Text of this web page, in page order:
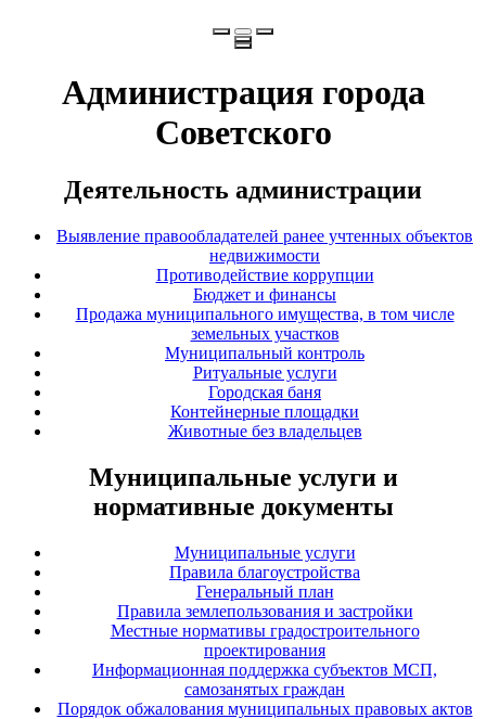
Администрация города
Советского
Деятельность администрации
Выявление правообладателей ранее учтенных объектов
недвижимости
Противодействие коррупции
Бюджет и финансы
Продажа муниципального имущества, в том числе
земельных участков
Муниципальный контроль
Ритуальные услуги
Городская баня
Контейнерные площадки
Животные без владельцев
Муниципальные услуги и
нормативные документы
Муниципальные услуги
Правила благоустройства
Генеральный план
Правила землепользования и застройки
Местные нормативы градостроительного
проектирования
Информационная поддержка субъектов МСП,
самозанятых граждан
Порядок обжалования муниципальных правовых актов